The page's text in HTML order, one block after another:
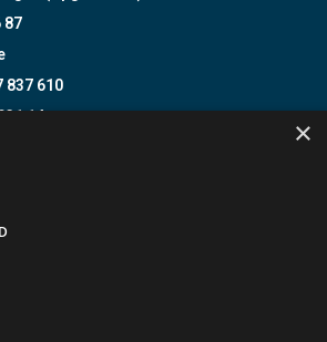
87
837 610
14
×